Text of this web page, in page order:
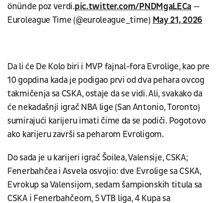
önünde poz verdi.pic.twitter.com/PNDMgaLECa —
Euroleague Time (@euroleague_time) May 21, 2026
Da li će De Kolo biri i MVP fajnal-fora Evrolige, kao pre
10 gopdina kada je podigao prvi od dva pehara ovcog
takmičenja sa CSKA, ostaje da se vidi. Ali, svakako da
će nekadašnji igrač NBA lige (San Antonio, Toronto)
sumirajući karijeru imati čime da se podiči. Pogotovo
ako karijeru završi sa peharom Evroligom.
Do sada je u karijeri igrač Šoilea, Valensije, CSKA;
Fenerbahčea i Asvela osvojio: dve Evrolige sa CSKA,
Evrokup sa Valensijom, sedam šampionskih titula sa
CSKA i Fenerbahčeom, 5 VTB liga, 4 Kupa sa